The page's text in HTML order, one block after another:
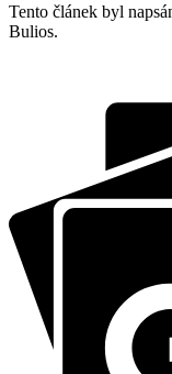
Tento článek byl
Bulios.